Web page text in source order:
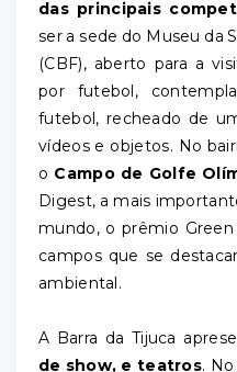
das principais
ser a sede do Museu da
(CBF), aberto para a
por futebol,
futebol, recheado de
vídeos e objetos. No
o Campo de Golfe
Digest, a mais
mundo, o prêmio Green
campos que se
ambiental.
A Barra da Tijuca
de show, e teatros.